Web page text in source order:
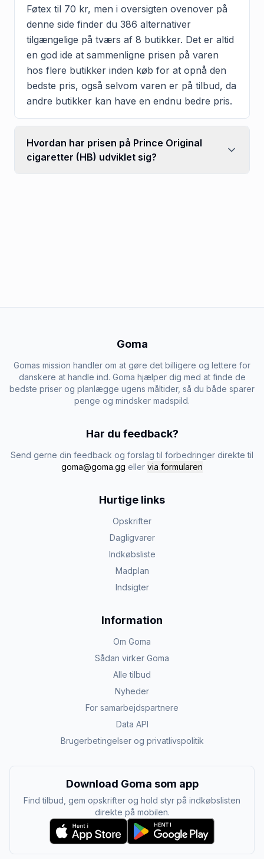
Føtex til 70 kr, men i oversigten ovenover på
denne side finder du 386 alternativer
tilgængelige på tværs af 8 butikker. Det er altid
en god ide at sammenligne prisen på varen
hos flere butikker inden køb for at opnå den
bedste pris, også selvom varen er på tilbud, da
andre butikker kan have en endnu bedre pris.
Hvordan har prisen på Prince Original
cigaretter (HB) udviklet sig?
Goma
Gomas mission handler om at gøre det billigere og lettere for
danskere at handle ind. Goma hjælper dig med at finde de
bedste priser og planlægge ugens måltider, så du både sparer
penge og mindsker madspild.
Har du feedback?
Send gerne din feedback og forslag til forbedringer direkte til
goma@goma.gg eller via formularen
Hurtige links
Opskrifter
Dagligvarer
Indkøbsliste
Madplan
Indsigter
Information
Om Goma
Sådan virker Goma
Alle tilbud
Nyheder
For samarbejdspartnere
Data API
Brugerbetingelser og privatlivspolitik
Download Goma som app
Find tilbud, gem opskrifter og hold styr på indkøbslisten
direkte på mobilen.